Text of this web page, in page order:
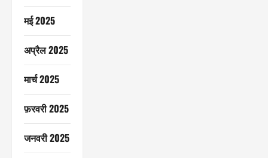
मई 2025
अप्रैल 2025
मार्च 2025
फ़रवरी 2025
जनवरी 2025